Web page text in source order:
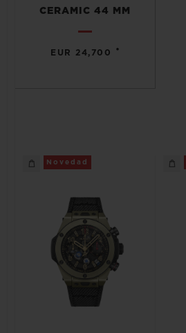
CERAMIC 44 MM
EUR 24,700 •
Novedad